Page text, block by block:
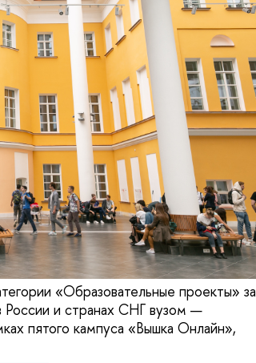
«Образовательные проекты» за
и странах СНГ вузом —
пятого кампуса «Вышка Онлайн»,